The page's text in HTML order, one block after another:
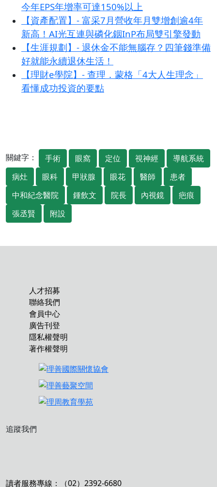
今年EPS年增率可達150%以上
【資產配置】- 富采7月營收年月雙增創逾4年
新高！AI光互連與磷化銦InP布局雙引擎發動
【生涯規劃】- 退休金不能無腦存？四筆錢準備
好就能永續退休生活！
【理財e學院】- 查理．蒙格「4大人生理念」
看懂成功投資的要點
關鍵字： 手術 眼窩 定位 視神經
導航系統
病灶
眼科 甲狀腺 眼花 醫師
患者
中和紀念醫院
鍾飲文 院長 內視鏡
疤痕
張丞賢
附設
人才招募
聯絡我們
會員中心
廣告刊登
隱私權聲明
著作權聲明
追蹤我們
讀者服務專線：（02）2392-6680